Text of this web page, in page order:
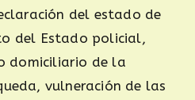
del estado de
del Estado policial,
domiciliario de la
vulneración de las